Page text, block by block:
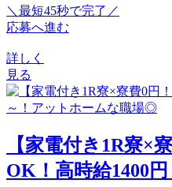
＼最短45秒で完了／
応募へ進む
詳しく
見る
【家電付き1R寮×
OK！高時給1400